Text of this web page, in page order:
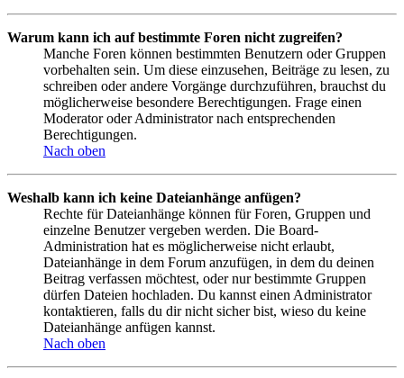
Warum kann ich auf bestimmte Foren nicht zugreifen?
Manche Foren können bestimmten Benutzern oder Gruppen
vorbehalten sein. Um diese einzusehen, Beiträge zu lesen, zu
schreiben oder andere Vorgänge durchzuführen, brauchst du
möglicherweise besondere Berechtigungen. Frage einen
Moderator oder Administrator nach entsprechenden
Berechtigungen.
Nach oben
Weshalb kann ich keine Dateianhänge anfügen?
Rechte für Dateianhänge können für Foren, Gruppen und
einzelne Benutzer vergeben werden. Die Board-
Administration hat es möglicherweise nicht erlaubt,
Dateianhänge in dem Forum anzufügen, in dem du deinen
Beitrag verfassen möchtest, oder nur bestimmte Gruppen
dürfen Dateien hochladen. Du kannst einen Administrator
kontaktieren, falls du dir nicht sicher bist, wieso du keine
Dateianhänge anfügen kannst.
Nach oben